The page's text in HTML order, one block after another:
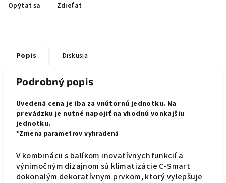
Opýtať sa Zdieľať
Popis Diskusia
Podrobný popis
Uvedená cena je iba za vnútornú jednotku. Na
prevádzku je nutné napojiť na vhodnú vonkajšiu
jednotku.
*Zmena parametrov vyhradená
V kombinácii s balíkom inovatívnych funkcií a
výnimočným dizajnom sú klimatizácie C-Smart
dokonalým dekoratívnym prvkom, ktorý vylepšuje